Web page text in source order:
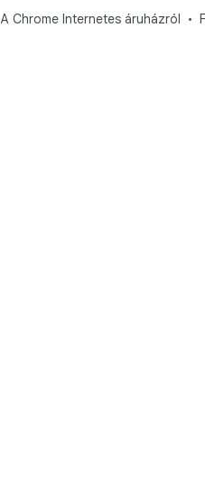
A Chrome Internetes áruházról